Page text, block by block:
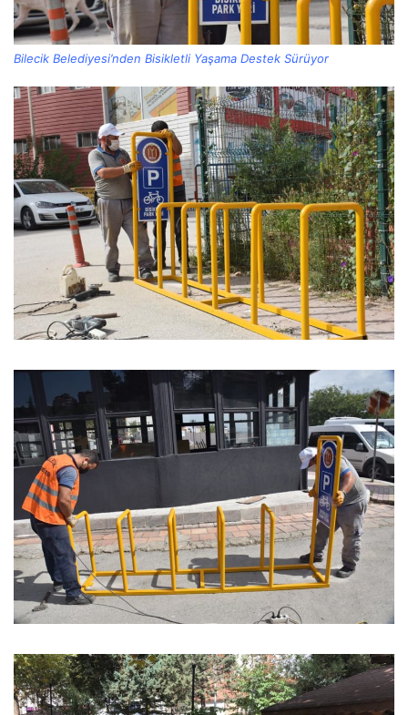
Bilecik Belediyesi’nden Bisikletli Yaşama Destek Sürüyor